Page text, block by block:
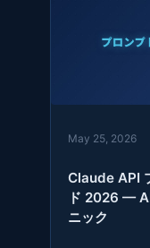
May 25, 2026
Claude API
ド 2026 —
ニック